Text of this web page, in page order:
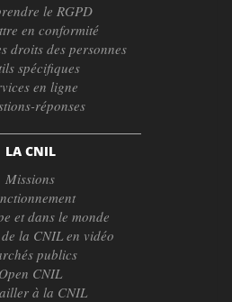
le RGPD
en conformité
droits des personnes
spécifiques
en ligne
réponses
LA CNIL
Missions
et dans le monde
la CNIL en vidéo
publics
Open CNIL
à la CNIL